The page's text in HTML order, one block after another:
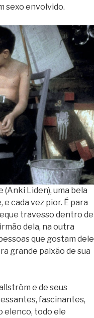
sexo envolvido.
(Anki Liden), uma bela
cada vez pior. É para
travesso dentro de
dela, na outra
que gostam dele
grande paixão de sua
e de seus
fascinantes,
elenco, todo ele